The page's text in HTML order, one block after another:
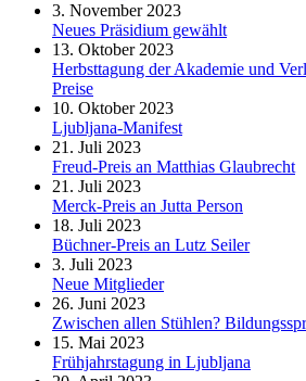
3. November 2023
Neues Präsidium gewählt
13. Oktober 2023
Herbsttagung der Akademie und
Preise
10. Oktober 2023
Ljubljana-Manifest
21. Juli 2023
Freud-Preis an Matthias Glaubrecht
21. Juli 2023
Merck-Preis an Jutta Person
18. Juli 2023
Büchner-Preis an Lutz Seiler
3. Juli 2023
Neue Mitglieder
26. Juni 2023
Zwischen allen Stühlen?
15. Mai 2023
Frühjahrstagung in Ljubljana